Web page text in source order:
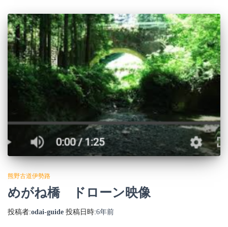
熊野古道伊勢路
めがね橋 ドローン映像
投稿者:odai-guide 投稿日時:6年前